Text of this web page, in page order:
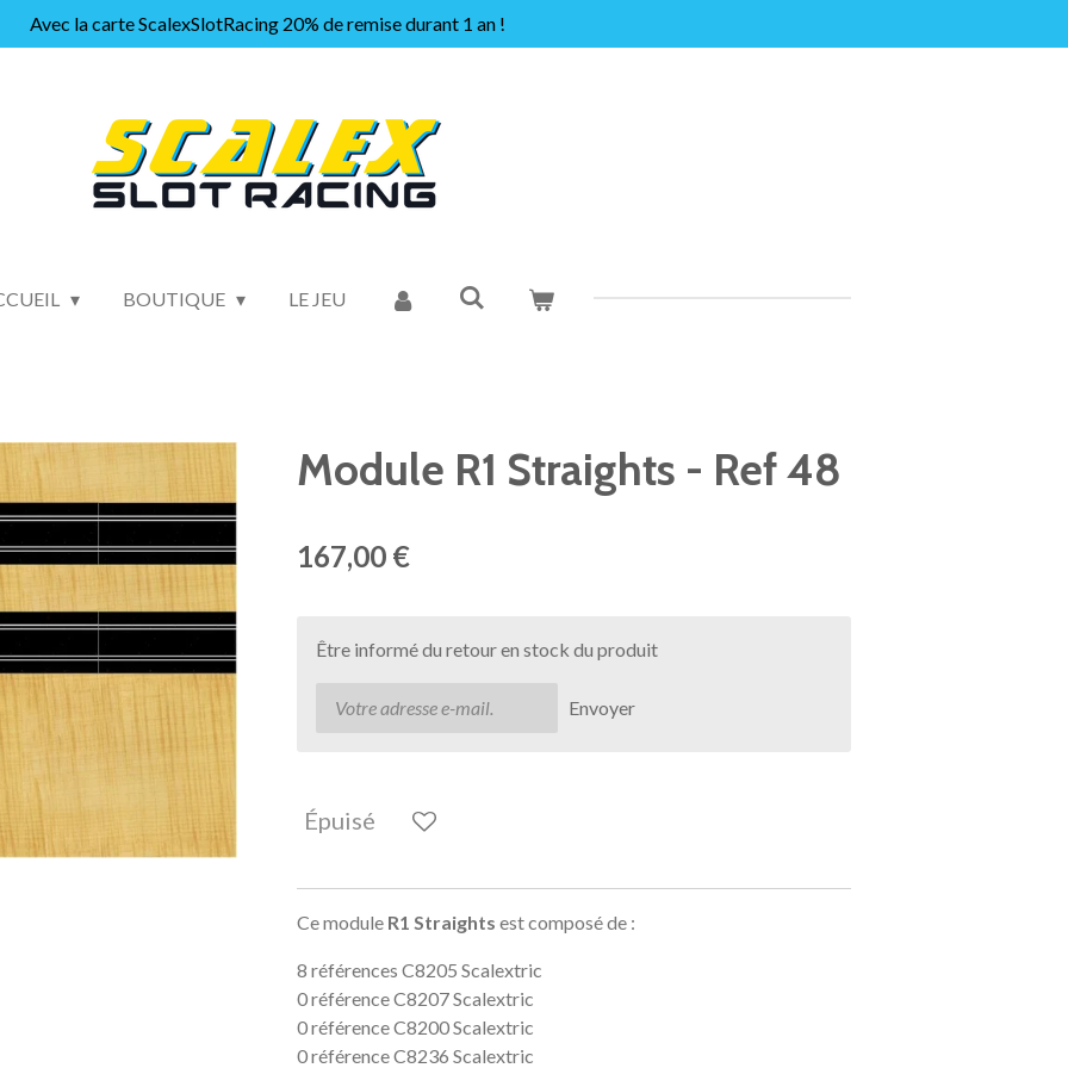
Avec la carte ScalexSlotRacing 20% de remise durant 1 an !
BOUTIQUE LE JEU
Module R1 Straights - Ref 48
167,00 €
Être informé du retour en stock du produit
Envoyer
Épuisé
Ce module R1 Straights est composé de :
8 références C8205 Scalextric
0 référence C8207 Scalextric
0 référence C8200 Scalextric
0 référence C8236 Scalextric